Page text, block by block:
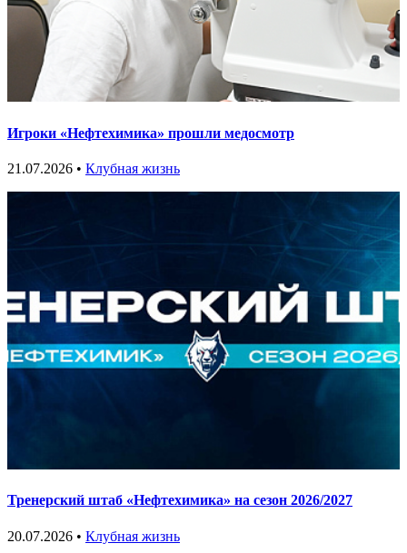
Игроки «Нефтехимика» прошли медосмотр
21.07.2026 • Клубная жизнь
Тренерский штаб «Нефтехимика» на сезон 2026/2027
20.07.2026 • Клубная жизнь